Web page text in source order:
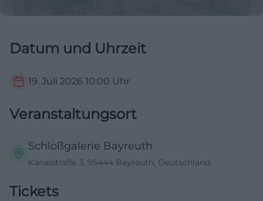
Datum und Uhrzeit
19. Juli 2026 10:00 Uhr
Veranstaltungsort
Schloßgalerie Bayreuth
Kanalstraße 3, 95444 Bayreuth, Deutschland
Tickets